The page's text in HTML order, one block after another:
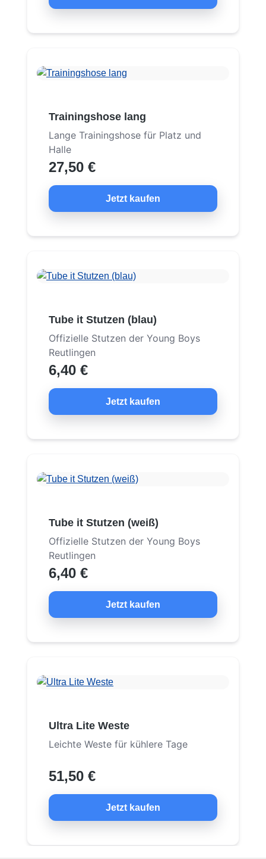
Trainingshose lang
Lange Trainingshose für Platz und
Halle
27,50 €
Jetzt kaufen
Tube it Stutzen (blau)
Offizielle Stutzen der Young Boys
Reutlingen
6,40 €
Jetzt kaufen
Tube it Stutzen (weiß)
Offizielle Stutzen der Young Boys
Reutlingen
6,40 €
Jetzt kaufen
Ultra Lite Weste
Leichte Weste für kühlere Tage
51,50 €
Jetzt kaufen